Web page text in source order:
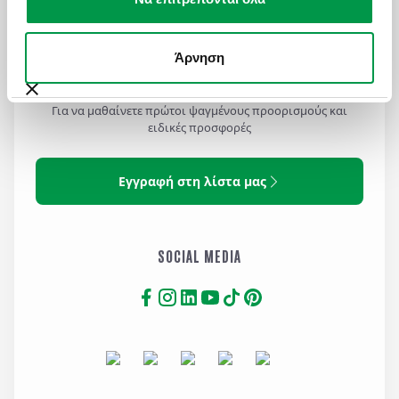
Άρνηση
MAILING LIST
Για να μαθαίνετε πρώτοι ψαγμένους προορισμούς και
ειδικές προσφορές
Εγγραφή στη λίστα μας
SOCIAL MEDIA